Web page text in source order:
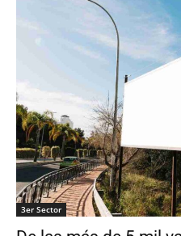
3er Sector